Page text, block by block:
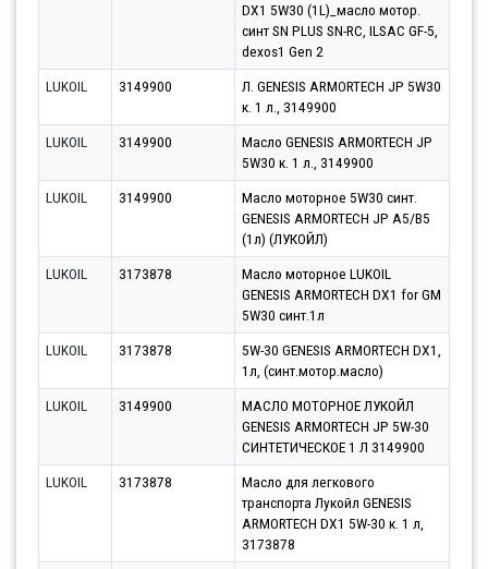
DX1 5W30 (1L)_масло мотор.
синт SN PLUS SN-RC, ILSAC GF-5,
dexos1 Gen 2
LUKOIL 3149900
Л. GENESIS ARMORTECH JP 5W30
к. 1 л., 3149900
LUKOIL
3149900
Масло GENESIS ARMORTECH JP
5W30 к. 1 л., 3149900
LUKOIL
3149900
Масло моторное 5W30 синт.
GENESIS ARMORTECH JP A5/B5
(1л) (ЛУКОЙЛ)
LUKOIL 3173878
Масло моторное LUKOIL
GENESIS ARMORTECH DX1 for GM
5W30 синт.1л
LUKOIL 3173878
5W-30 GENESIS ARMORTECH DX1,
1л, (синт.мотор.масло)
LUKOIL
3149900
МАСЛО МОТОРНОЕ ЛУКОЙЛ
GENESIS ARMORTECH JP 5W-30
СИНТЕТИЧЕСКОЕ 1 Л 3149900
LUKOIL 3173878
Масло для легкового
транспорта Лукойл GENESIS
ARMORTECH DX1 5W-30 к. 1 л,
3173878